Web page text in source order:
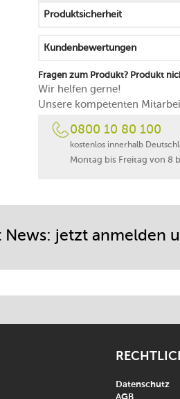
spülmaschinenfest
Produktsicherheit
Kundenbewertungen
Fragen zum Produkt? Produkt
Wir helfen gerne!
Unsere kompetenten
0800 10 80 100
kostenlos innerhalb
Montag bis Freitag von 8
jetzt anmelden
Datenschutz